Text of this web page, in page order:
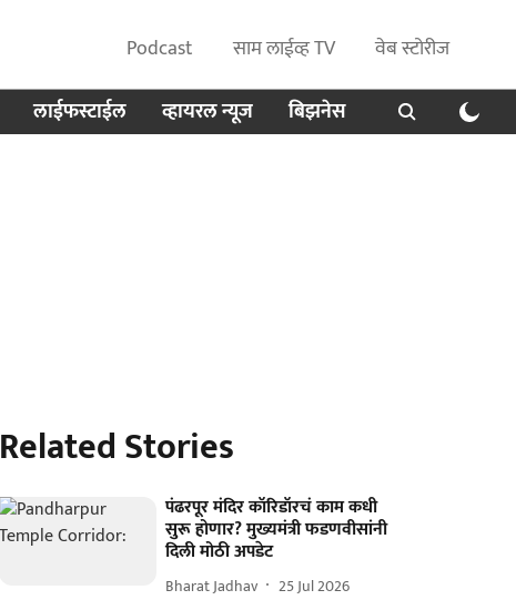
Podcast साम लाईव्ह TV
वेब स्टोरीज
लाईफस्टाईल व्हायरल न्यूज बिझनेस
Related Stories
पंढरपूर मंदिर कॉरिडॉरचं काम कधी
सुरू होणार? मुख्यमंत्री फडणवीसांनी
दिली मोठी अपडेट
Bharat Jadhav 25 Jul 2026